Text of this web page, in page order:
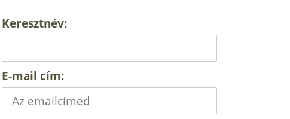
Keresztnév:
E-mail cím: